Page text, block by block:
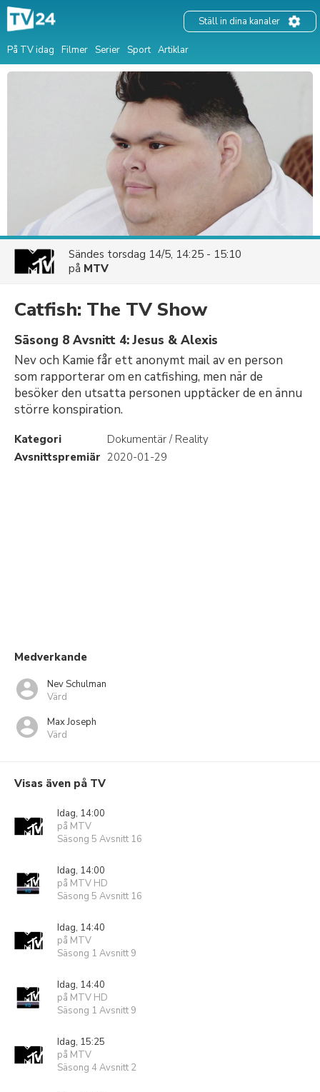
På TV idag Filmer Serier Sport Artiklar
Ställ in dina kanaler
Sändes torsdag 14/5, 14:25 - 15:10
på MTV
Catfish: The TV Show
Säsong 8 Avsnitt 4: Jesus & Alexis
Nev och Kamie får ett anonymt mail av en person
som rapporterar om en catfishing, men när de
besöker den utsatta personen upptäcker de en ännu
större konspiration.
Kategori
Dokumentär / Reality
Avsnittspremiär 2020-01-29
Medverkande
Nev Schulman
Värd
Max Joseph
Värd
Visas även på TV
Idag, 14:00
på MTV
Säsong 5 Avsnitt 16
Idag, 14:00
på MTV HD
Säsong 5 Avsnitt 16
Idag, 14:40
på MTV
Säsong 1 Avsnitt 9
Idag, 14:40
på MTV HD
Säsong 1 Avsnitt 9
Idag, 15:25
på MTV
Säsong 4 Avsnitt 2